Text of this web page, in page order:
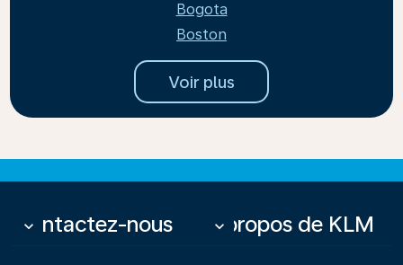
Bogota
Boston
Voir plus
Contactez-nous
keyboard_arrow_down À propos de KLM
keyboard_arrow_down